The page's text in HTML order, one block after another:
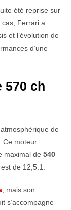
été reprise sur
cas, Ferrari a
et l’évolution de
d’une
570 ch
de
Ce moteur
maximal de 540
de 12,5:1.
, mais son
s’accompagne